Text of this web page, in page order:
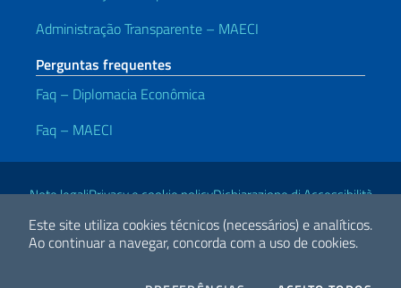
Este site utiliza cookies técnicos (necessários) e analíticos.
Ao continuar a navegar, concorda com a uso de cookies.
Administração Transparente – MAECI
Perguntas frequentes
Faq – Diplomacia Econômica
Faq – MAECI
Links Úteis
Note legaliPrivacy e cookie policyDichiarazione di Accessibilità